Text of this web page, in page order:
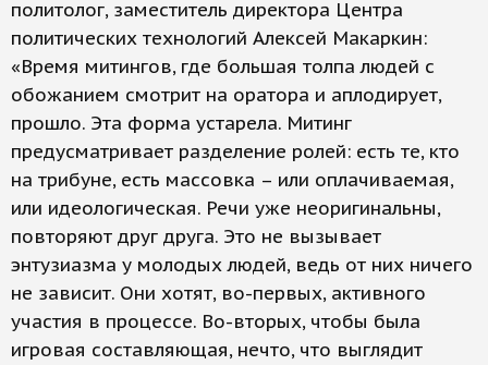
политолог, заместитель директора Центра
политических технологий Алексей Макаркин:
«Время митингов, где большая толпа людей с
обожанием смотрит на оратора и аплодирует,
прошло. Эта форма устарела. Митинг
предусматривает разделение ролей: есть те, кто
на трибуне, есть массовка – или оплачиваемая,
или идеологическая. Речи уже неоригинальны,
повторяют друг друга. Это не вызывает
энтузиазма у молодых людей, ведь от них ничего
не зависит. Они хотят, во-первых, активного
участия в процессе. Во-вторых, чтобы была
игровая составляющая, нечто, что выглядит